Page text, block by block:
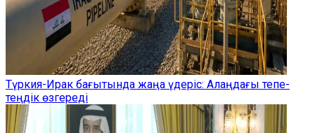
Түркия-Ирак бағытында жаңа үдеріс: Алаңдағы тепе-
теңдік өзгереді